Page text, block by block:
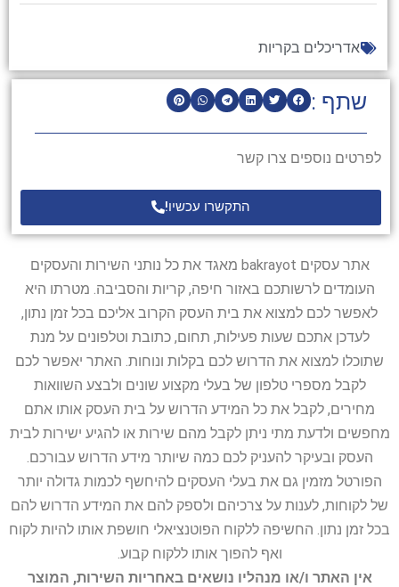
שתף :
לפרטים נוספים צרו קשר
התקשרו עכשיו!
אדריכלים בקריות
אתר עסקים bakrayot מאגד את כל נותני השירות והעסקים
העומדים לרשותכם באזור חיפה, קריות והסביבה. מטרתו היא
לאפשר לכם למצוא את בית העסק הקרוב אליכם בכל זמן נתון,
לעדכן אתכם שעות פעילות, תחום, כתובת וטלפונים על מנת
שתוכלו למצוא את הדרוש לכם בקלות ונוחות. האתר יאפשר לכם
לקבל מספרי טלפון של בעלי מקצוע שונים ולבצע השוואות
מחירים, לקבל את כל המידע הדרוש על בית העסק אותו אתם
מחפשים ולדעת מתי ניתן לקבל מהם שירות או להגיע ישירות לבית
העסק ובעיקר להעניק לכם כמה שיותר מידע הדרוש עבורכם.
הפורטל מזמין גם את בעלי העסקים להיחשף לכמות גדולה יותר
של לקוחות, לענות על צרכיהם ולספק להם את המידע הדרוש להם
בכל זמן נתון. החשיפה ללקוח הפוטנציאלי חושפת אותו להיות לקוח
ואף להפוך אותו ללקוח קבוע.
אין האתר ו/או מנהליו נושאים באחריות השירות, המוצר